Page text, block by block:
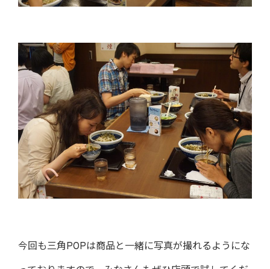
今回も三角POPは商品と一緒に写真が撮れるようにな